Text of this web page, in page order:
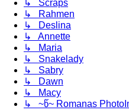
↳ Scraps
↳ Rahmen
↳ Deslina
↳ Annette
↳ Maria
↳ Snakelady
↳ Sabry
↳ Dawn
↳ Macy
↳ ~წ~ Romanas